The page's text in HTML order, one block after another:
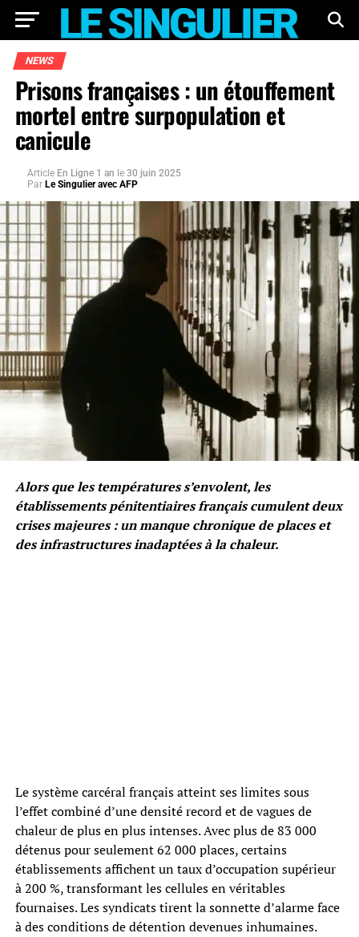
NEWS
Prisons françaises : un étouffement
mortel entre surpopulation et
canicule
Article En Ligne 1 an le 30 juin 2025
Par Le Singulier avec AFP
Alors que les températures s’envolent, les
établissements pénitentiaires français cumulent deux
crises majeures : un manque chronique de places et
des infrastructures inadaptées à la chaleur.
Le système carcéral français atteint ses limites sous
l’effet combiné d’une densité record et de vagues de
chaleur de plus en plus intenses. Avec plus de 83 000
détenus pour seulement 62 000 places, certains
établissements affichent un taux d’occupation supérieur
à 200 %, transformant les cellules en véritables
fournaises. Les syndicats tirent la sonnette d’alarme face
à des conditions de détention devenues inhumaines.